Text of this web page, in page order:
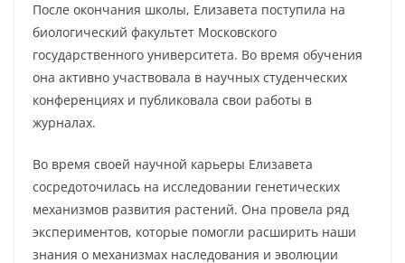
После окончания школы, Елизавета поступила на
биологический факультет Московского
государственного университета. Во время обучения
она активно участвовала в научных студенческих
конференциях и публиковала свои работы в
журналах.
Во время своей научной карьеры Елизавета
сосредоточилась на исследовании генетических
механизмов развития растений. Она провела ряд
экспериментов, которые помогли расширить наши
знания о механизмах наследования и эволюции